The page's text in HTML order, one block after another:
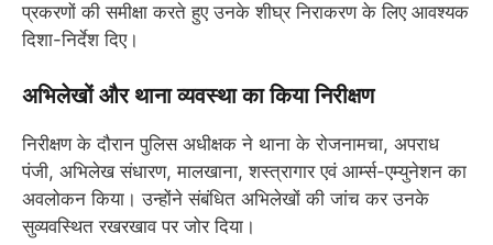
प्रकरणों की समीक्षा करते हुए उनके शीघ्र निराकरण के लिए आवश्यक
दिशा-निर्देश दिए।
अभिलेखों और थाना व्यवस्था का किया निरीक्षण
निरीक्षण के दौरान पुलिस अधीक्षक ने थाना के रोजनामचा, अपराध
पंजी, अभिलेख संधारण, मालखाना, शस्त्रागार एवं आर्म्स-एम्युनेशन का
अवलोकन किया। उन्होंने संबंधित अभिलेखों की जांच कर उनके
सुव्यवस्थित रखरखाव पर जोर दिया।